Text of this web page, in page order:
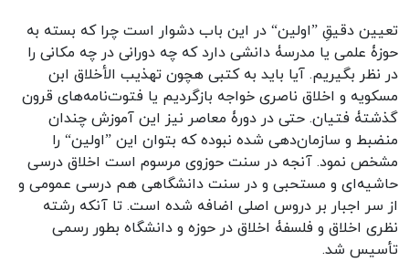
تعیین دقیقِ ”اولین“ در این باب دشوار است چرا که بسته به
حوزۀ علمی یا مدرسۀ دانشی دارد که چه دورانی در چه مکانی را
در نظر بگیریم. آیا باید به کتبی هچون تهذیب الأخلاق ابن
مسکویه و اخلاق ناصری خواجه بازگردیم یا فتوت‌نامه‌های قرون
گذشتۀ فتیان. حتی در دورۀ معاصر نیز این آموزش چندان
منضبط و سازمان‌دهی شده نبوده که بتوان این ”اولین“ را
مشخص نمود. آنجه در سنت حوزوی مرسوم است اخلاق درسی
حاشیه‌ای و مستحبی و در سنت دانشگاهی هم درسی عمومی و
از سر اجبار بر دروس اصلی اضافه شده است. تا آنکه رشته
نظری اخلاق و فلسفۀ اخلاق در حوزه و دانشگاه بطور رسمی
تأسیس شد.